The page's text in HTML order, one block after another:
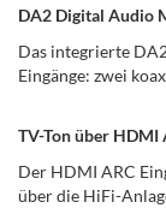
DA2 Digital Audio
Das integrierte
Eingänge: zwei
TV-Ton über HDMI
Der HDMI ARC
über die HiFi-